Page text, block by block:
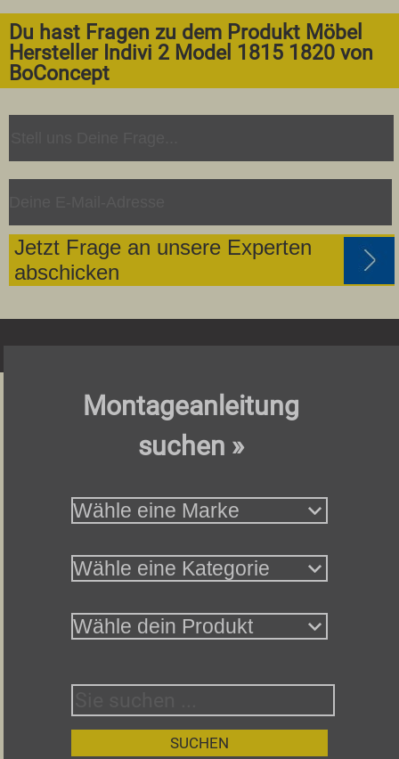
Du hast Fragen zu dem Produkt Möbel
Hersteller Indivi 2 Model 1815 1820 von
BoConcept
Jetzt Frage an unsere Experten
abschicken
Montageanleitung
suchen »